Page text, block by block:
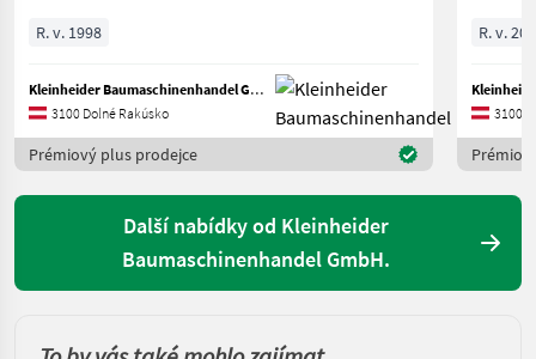
R. v. 1998
Kleinheider Baumaschinenhandel GmbH.
3100 Dolné Rakúsko
Prémiový plus prodejce
R. v.
3100
Další nabídky od Kleinheider
Baumaschinenhandel GmbH.